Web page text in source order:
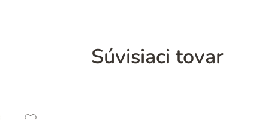
Súvisiaci tovar